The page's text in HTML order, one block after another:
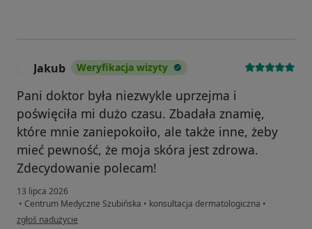
Jakub Weryfikacja wizyty
Pani doktor była niezwykle uprzejma i
poświęciła mi dużo czasu. Zbadała znamię,
które mnie zaniepokoiło, ale także inne, żeby
mieć pewność, że moja skóra jest zdrowa.
Zdecydowanie polecam!
13 lipca 2026
• Centrum Medyczne Szubińska • konsultacja dermatologiczna •
w opinii użytkownika Jakub
zgłoś nadużycie